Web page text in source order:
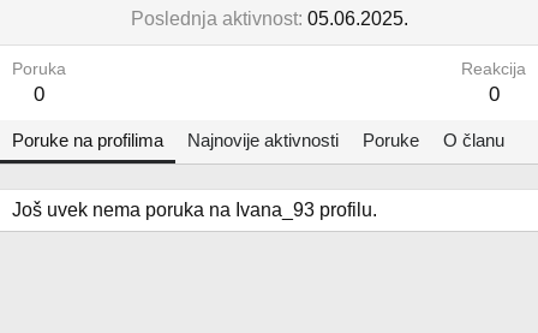
Poslednja aktivnost 05.06.2025.
Poruka
0
Reakcija
0
Poruke na profilima Najnovije aktivnosti Poruke O članu
Još uvek nema poruka na Ivana_93 profilu.